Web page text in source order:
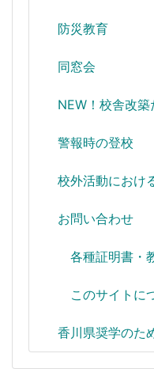
防災教育
同窓会
NEW！校舎改築
警報時の登校
校外活動におけ
お問い合わせ
各種証明書・
このサイトに
香川県奨学のた